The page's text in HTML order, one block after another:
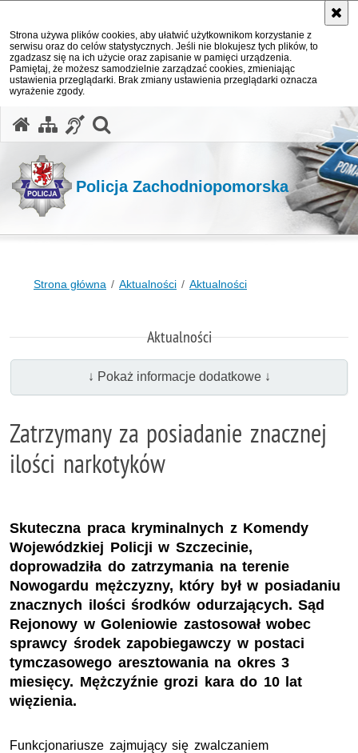
Strona używa plików cookies, aby ułatwić użytkownikom korzystanie z
serwisu oraz do celów statystycznych. Jeśli nie blokujesz tych plików, to
zgadzasz się na ich użycie oraz zapisanie w pamięci urządzenia.
Pamiętaj, że możesz samodzielnie zarządzać cookies, zmieniając
ustawienia przeglądarki. Brak zmiany ustawienia przeglądarki oznacza
wyrażenie zgody.
Policja Zachodniopomorska
Strona główna Aktualności Aktualności
Aktualności
↓ Pokaż informacje dodatkowe ↓
Zatrzymany za posiadanie znacznej
ilości narkotyków
Skuteczna praca kryminalnych z Komendy
Wojewódzkiej Policji w Szczecinie,
doprowadziła do zatrzymania na terenie
Nowogardu mężczyzny, który był w posiadaniu
znacznych ilości środków odurzających. Sąd
Rejonowy w Goleniowie zastosował wobec
sprawcy środek zapobiegawczy w postaci
tymczasowego aresztowania na okres 3
miesięcy. Mężczyźnie grozi kara do 10 lat
więzienia.
Funkcjonariusze zajmujący się zwalczaniem